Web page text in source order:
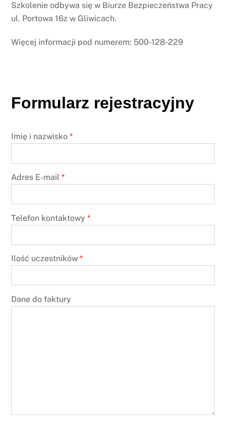
Szkolenie odbywa się w Biurze Bezpieczeństwa Pracy
ul. Portowa 16z w Gliwicach.
Więcej informacji pod numerem: 500-128-229
Formularz rejestracyjny
Imię i nazwisko*
Adres E-mail*
Telefon kontaktowy*
Ilość uczestników*
Dane do faktury